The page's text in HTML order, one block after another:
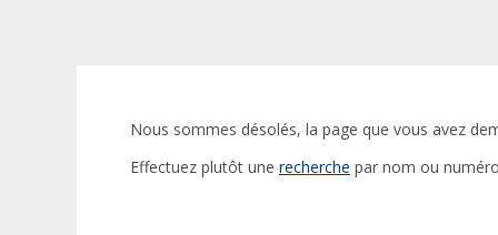
Nous sommes désolés, la page que vous avez
Effectuez plutôt une recherche par nom ou